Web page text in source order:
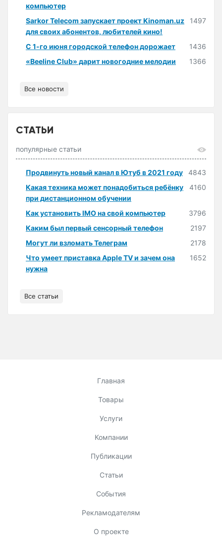
компьютер
Sarkor Telecom запускает проект Kinoman.uz
для своих абонентов, любителей кино!
1497
С 1-го июня городской телефон дорожает
1436
«Beeline Club» дарит новогодние мелодии
1366
Все новости
СТАТЬИ
популярные статьи
Продвинуть новый канал в Ютуб в 2021 году
4843
Какая техника может понадобиться ребёнку
при дистанционном обучении
4160
Как установить IMO на свой компьютер
3796
Каким был первый сенсорный телефон
2197
Могут ли взломать Телеграм
2178
Что умеет приставка Apple TV и зачем она
нужна
1652
Все статьи
Главная
Товары
Услуги
Компании
Публикации
Статьи
События
Рекламодателям
О проекте